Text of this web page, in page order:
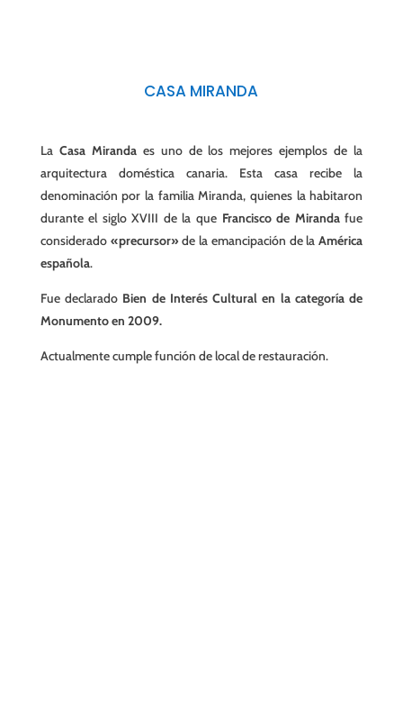
CASA MIRANDA
La Casa Mirandaes uno de los mejores ejemplos de la
arquitectura doméstica canaria. Esta casa recibe la
denominación por la familia Miranda, quienes la habitaron
durante el siglo XVIII de la que Francisco de Mirandafue
considerado «precursor» de la emancipación de laAmérica
española.
Fue declarado Bien de Interés Cultural en la categoría de
Monumento en 2009.
Actualmente cumple función de local de restauración.